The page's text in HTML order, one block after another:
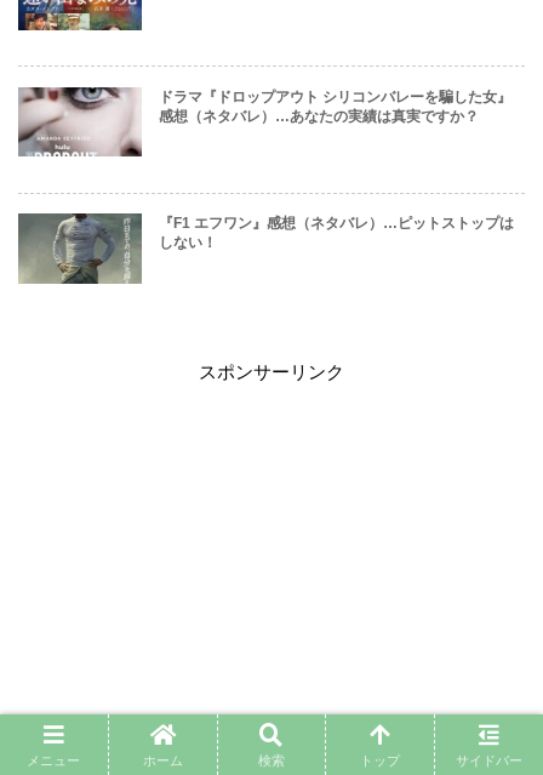
ドラマ『ドロップアウト シリコンバレーを騙した女』
感想（ネタバレ）…あなたの実績は真実ですか？
『F1 エフワン』感想（ネタバレ）…ピットストップは
しない！
スポンサーリンク
メニュー ホーム 検索 トップ サイドバー